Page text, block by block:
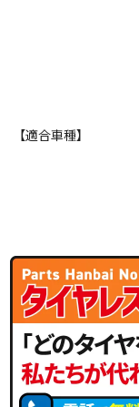
【適合車種】